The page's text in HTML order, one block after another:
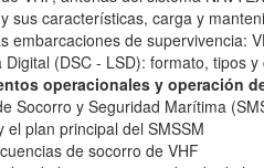
sus características, carga y
embarcaciones de supervivencia:
Digital (DSC - LSD): formato, tipos
operacionales y operación
Socorro y Seguridad Marítima
el plan principal del SMSSM
de socorro de VHF